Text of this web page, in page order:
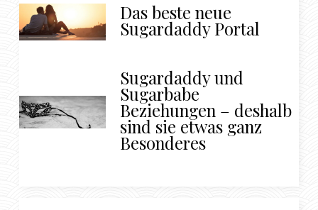
Das beste neue
Sugardaddy Portal
Sugardaddy und
Sugarbabe
Beziehungen – deshalb
sind sie etwas ganz
Besonderes